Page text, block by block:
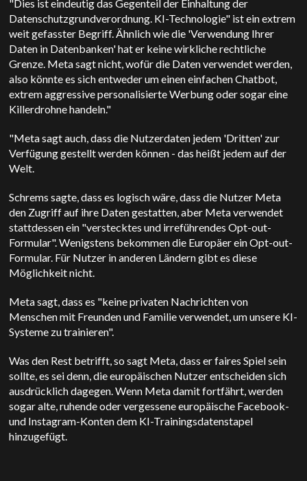
"Dies ist eindeutig das Gegenteil der Einhaltung der
Datenschutzgrundverordnung. KI-Technologie" ist ein extrem
weit gefasster Begriff. Ähnlich wie die 'Verwendung Ihrer
Daten in Datenbanken' hat er keine wirkliche rechtliche
Grenze. Meta sagt nicht, wofür die Daten verwendet werden,
also könnte es sich entweder um einen einfachen Chatbot,
extrem aggressive personalisierte Werbung oder sogar eine
Killerdrohne handeln."
"Meta sagt auch, dass die Nutzerdaten jedem 'Dritten' zur
Verfügung gestellt werden können - das heißt jedem auf der
Welt.
Schrems sagte, dass es logisch wäre, dass die Nutzer Meta
den Zugriff auf ihre Daten gestatten, aber Meta verwendet
stattdessen ein "verstecktes und irreführendes Opt-out-
Formular". Wenigstens bekommen die Europäer ein Opt-out-
Formular. Für Nutzer in anderen Ländern gibt es diese
Möglichkeit nicht.
Meta sagt, dass es "keine privaten Nachrichten von
Menschen mit Freunden und Familie verwendet, um unsere KI-
Systeme zu trainieren".
Was den Rest betrifft, so sagt Meta, dass er faires Spiel sein
sollte, es sei denn, die europäischen Nutzer entscheiden sich
ausdrücklich dagegen. Wenn Meta damit fortfährt, werden
sogar alte, ruhende oder vergessene europäische Facebook-
und Instagram-Konten dem KI-Trainingsdatenstapel
hinzugefügt.